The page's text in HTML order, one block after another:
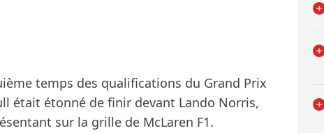
temps des qualifications du Grand Prix
était étonné de finir devant Lando Norris,
sur la grille de McLaren F1.